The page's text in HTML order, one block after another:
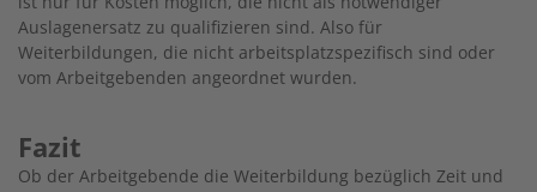
Auslagenersatz zu qualifizieren sind. Also für
Weiterbildungen, die nicht arbeitsplatzspezifisch sind oder
vom Arbeitgebenden angeordnet wurden.
Fazit
Ob der Arbeitgebende die Weiterbildung bezüglich Zeit und